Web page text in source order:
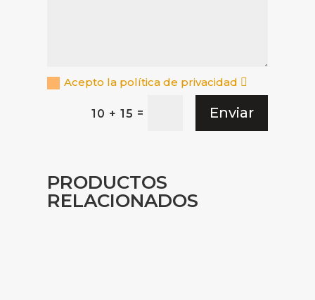
Acepto la política de privacidad
10 + 15 = Enviar
PRODUCTOS
RELACIONADOS